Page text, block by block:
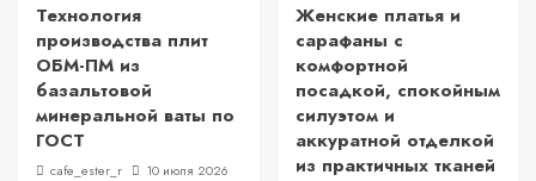
Технология
производства плит
ОБМ-ПМ из
базальтовой
минеральной ваты по
ГОСТ
cafe_ester_r 10 июля 2026
Женские платья и
сарафаны с
комфортной
посадкой, спокойным
силуэтом и
аккуратной отделкой
из практичных тканей